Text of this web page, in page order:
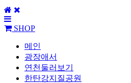
SHOP
메인
광장애서
연천둘러보기
한탄강지질공원